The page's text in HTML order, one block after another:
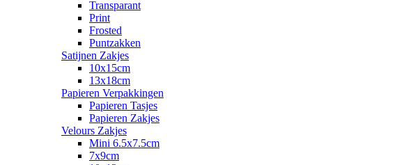
Transparant
Print
Frosted
Puntzakken
Satijnen Zakjes
10x15cm
13x18cm
Papieren Verpakkingen
Papieren Tasjes
Papieren Zakjes
Velours Zakjes
Mini 6.5x7.5cm
7x9cm